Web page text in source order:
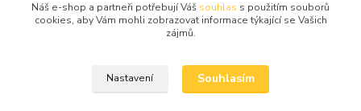
info@nosice.com
Náš e-shop a partneři potřebují Váš souhlas s použitím souborů
cookies, aby Vám mohli zobrazovat informace týkající se Vašich
zájmů.
Nastavení Souhlasím